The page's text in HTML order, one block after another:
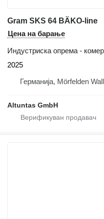
Gram SKS 64 BÄKO-line
Цена на барање
Индустриска опрема -
2025
Германија, Mörfelden
Altuntas GmbH